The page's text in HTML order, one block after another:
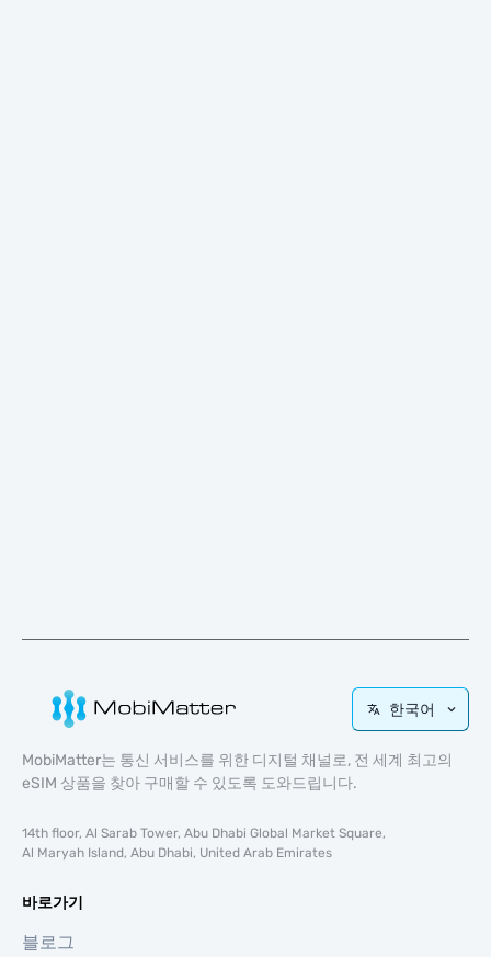
한국어
MobiMatter는 통신 서비스를 위한 디지털 채널로, 전 세계 최고의
eSIM 상품을 찾아 구매할 수 있도록 도와드립니다.
14th floor, Al Sarab Tower, Abu Dhabi Global Market Square,
Al Maryah Island, Abu Dhabi, United Arab Emirates
바로가기
블로그